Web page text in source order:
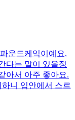
운드케익이예요.
다는 말이 있을정
아서 아주 좋아요.
니 입안에서 스르